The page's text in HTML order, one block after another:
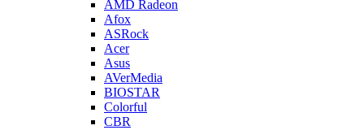
AMD Radeon
Afox
ASRock
Acer
Asus
AVerMedia
BIOSTAR
Colorful
CBR